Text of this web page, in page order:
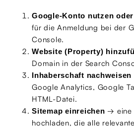
Google-Konto nutzen
für die Anmeldung bei der
Console.
Website (Property)
Domain in der Search
Inhaberschaft nachweisen
Google Analytics, Google
HTML-Datei.
Sitemap einreichen → eine
hochladen, die alle